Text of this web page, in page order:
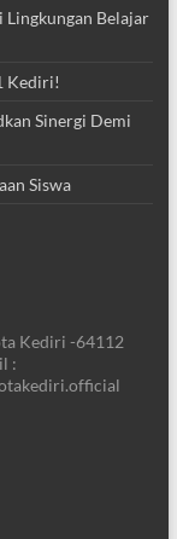
Lingkungan Belajar
Kediri!
Sinergi Demi
Siswa
Kediri -64112
: